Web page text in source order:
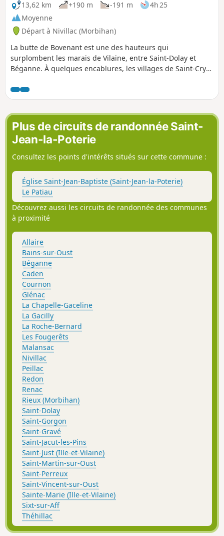
13,62 km
+190 m -191 m
4h 25
Moyenne
Départ à Nivillac (Morbihan)
La butte de Bovenant est une des hauteurs qui
surplombent les marais de Vilaine, entre Saint-Dolay et
Béganne. À quelques encablures, les villages de Saint-Cry
autour de leur chapelle respective. Plus au Nord, la Ruelmin
a quasiment les pieds dans l'eau. L'itinéraire proposé
permet de relier ces différents lieux à travers un paysage
vallonné qui alterne secteurs agricoles et parties boisées,
avec l'eau en fil rouge.
Plus de circuits de randonnée Saint-
Jean-la-Poterie
Consultez les points d'intérêts situés sur cette commune :
Église Saint-Jean-Baptiste (Saint-Jean-la-Poterie)
Le Patiau
Découvrez aussi les circuits de randonnée des communes
à proximité
Allaire
Bains-sur-Oust
Béganne
Caden
Cournon
Glénac
La Chapelle-Gaceline
La Gacilly
La Roche-Bernard
Les Fougerêts
Malansac
Nivillac
Peillac
Redon
Renac
Rieux (Morbihan)
Saint-Dolay
Saint-Gorgon
Saint-Gravé
Saint-Jacut-les-Pins
Saint-Just (Ille-et-Vilaine)
Saint-Martin-sur-Oust
Saint-Perreux
Saint-Vincent-sur-Oust
Sainte-Marie (Ille-et-Vilaine)
Sixt-sur-Aff
Théhillac